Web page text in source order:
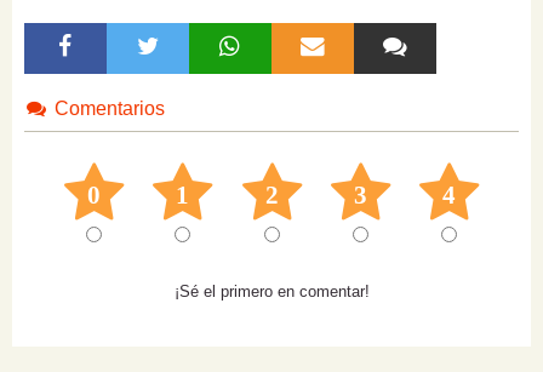
Comentarios
0 1 2 3 4
¡Sé el primero en comentar!